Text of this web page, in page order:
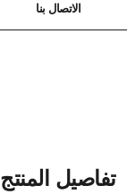
الاتصال بنا
تفاصيل المنتج